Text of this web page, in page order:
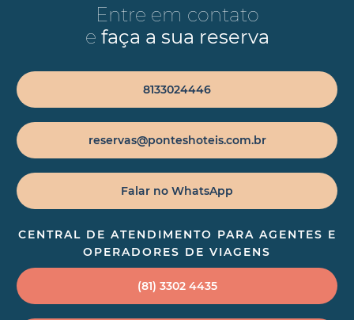
Entre em contato
e faça a sua reserva
8133024446
reservas@ponteshoteis.com.br
Falar no WhatsApp
CENTRAL DE ATENDIMENTO PARA AGENTES E
OPERADORES DE VIAGENS
(81) 3302 4435